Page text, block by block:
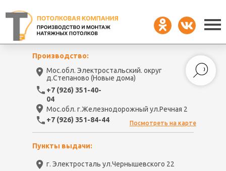
Мос.обл. Электростальский. округ
д.Степаново (Новые дома)
г. Электросталь ул.Чернышевского 22
Мос.обл. г.Железнодорожный ул.Речная 2
Производство:
Пункты выдачи:
+7 (926) 351-40-
04
+7 (926) 351-84-44 Посмотреть на карте